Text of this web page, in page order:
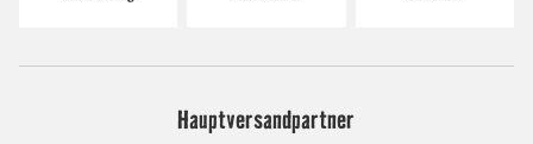
Hauptversandpartner